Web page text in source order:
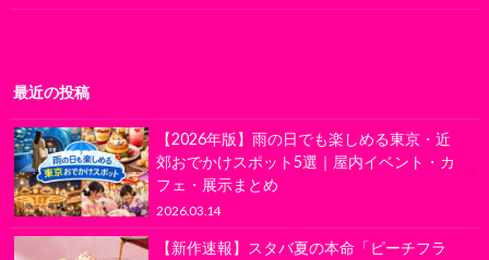
最近の投稿
【2026年版】雨の日でも楽しめる東京・近
郊おでかけスポット5選｜屋内イベント・カ
フェ・展示まとめ
2026.03.14
【新作速報】スタバ夏の本命「ピーチフラ